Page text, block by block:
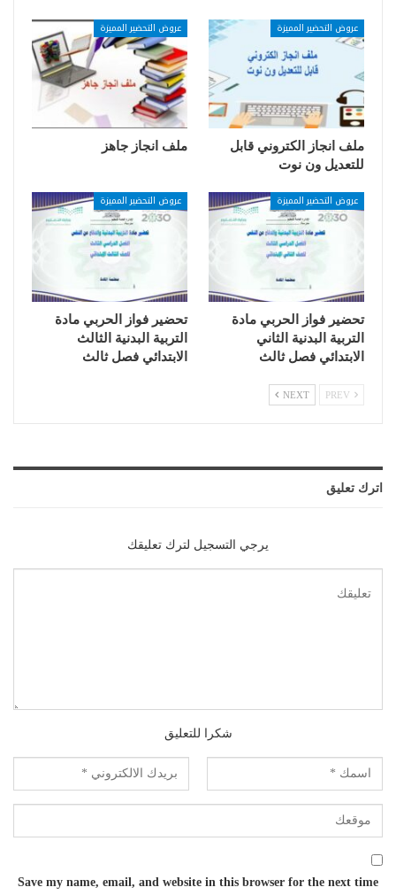
عروض التحضير المميزة
ملف انجاز الكتروني قابل
للتعديل ون نوت
عروض التحضير المميزة
ملف انجاز جاهز
عروض التحضير المميزة
تحضير فواز الحربي مادة
التربية البدنية الثاني
الابتدائي فصل ثالث
عروض التحضير المميزة
تحضير فواز الحربي مادة
التربية البدنية الثالث
الابتدائي فصل ثالث
NEXT
اترك تعليق
يرجي التسجيل لترك تعليقك
شكرا للتعليق
Save my name, email, and website in this browser for the next time